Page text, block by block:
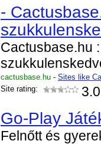
-
Cactusbase.hu
cactusbase.hu - Sites like
Site rating:
3.0
Go-Play
Felnőtt és